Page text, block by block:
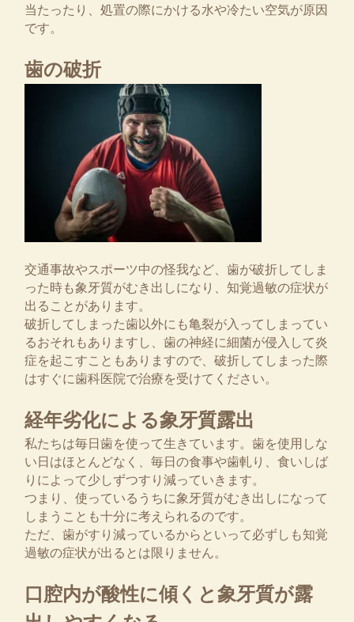
当たったり、処置の際にかける水や冷たい空気が原因
です。
歯の破折
交通事故やスポーツ中の怪我など、歯が破折してしま
った時も象牙質がむき出しになり、知覚過敏の症状が
出ることがあります。
破折してしまった歯以外にも亀裂が入ってしまってい
るおそれもありますし、歯の神経に細菌が侵入して炎
症を起こすこともありますので、破折してしまった際
はすぐに歯科医院で治療を受けてください。
経年劣化による象牙質露出
私たちは毎日歯を使って生きています。歯を使用しな
い日はほとんどなく、毎日の食事や歯軋り、食いしば
りによって少しずつすり減っていきます。
つまり、使っているうちに象牙質がむき出しになって
しまうことも十分に考えられるのです。
ただ、歯がすり減っているからといって必ずしも知覚
過敏の症状が出るとは限りません。
口腔内が酸性に傾くと象牙質が露